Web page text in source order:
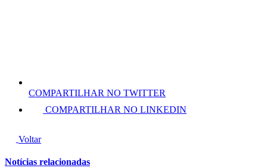
COMPARTILHAR NO TWITTER
COMPARTILHAR NO LINKEDIN
Voltar
Notícias relacionadas